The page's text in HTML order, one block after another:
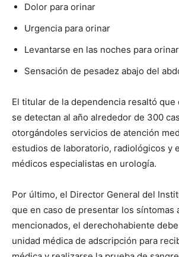
Dolor para orinar
Urgencia para orinar
Levantarse en las noches para orinar
Sensación de pesadez abajo del
El titular de la dependencia resaltó que
se detectan al año alrededor de 300
otorgándoles servicios de atención
estudios de laboratorio, radiológicos y
médicos especialistas en urología.
Por último, el Director General del
que en caso de presentar los síntomas
mencionados, el derechohabiente
unidad médica de adscripción para